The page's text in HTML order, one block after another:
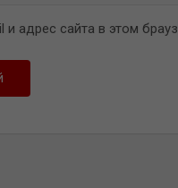
и адрес сайта в этом